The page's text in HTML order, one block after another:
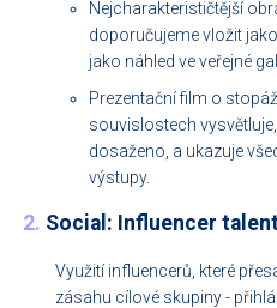
Nejcharakterističtější
doporučujeme vložit
jako náhled ve veřejné
Prezentační film o
souvislostech
dosaženo, a ukazuje
výstupy.
2. Social: Influencer
Využití influencerů, které
zásahu cílové skupiny -